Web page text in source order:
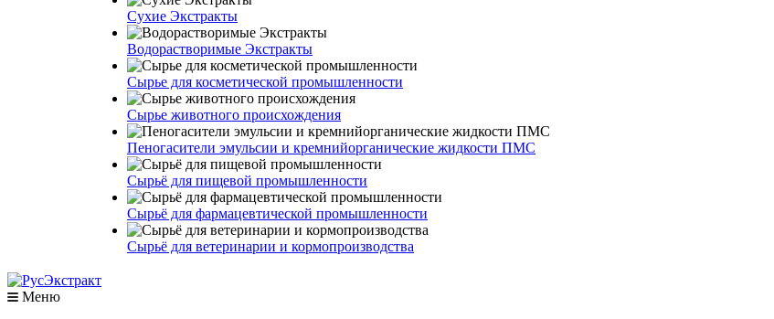
Сухие Экстракты
Водорастворимые Экстракты
Сырье для косметической промышленности
Сырье животного происхождения
Пеногасители эмульсии и кремнийорганические жидкости ПМС
Сырьё для пищевой промышленности
Сырьё для фармацевтической промышленности
Сырьё для ветеринарии и кормопроизводства
Меню